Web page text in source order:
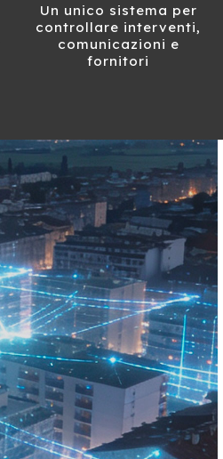
Un unico sistema per
controllare interventi,
comunicazioni e
fornitori